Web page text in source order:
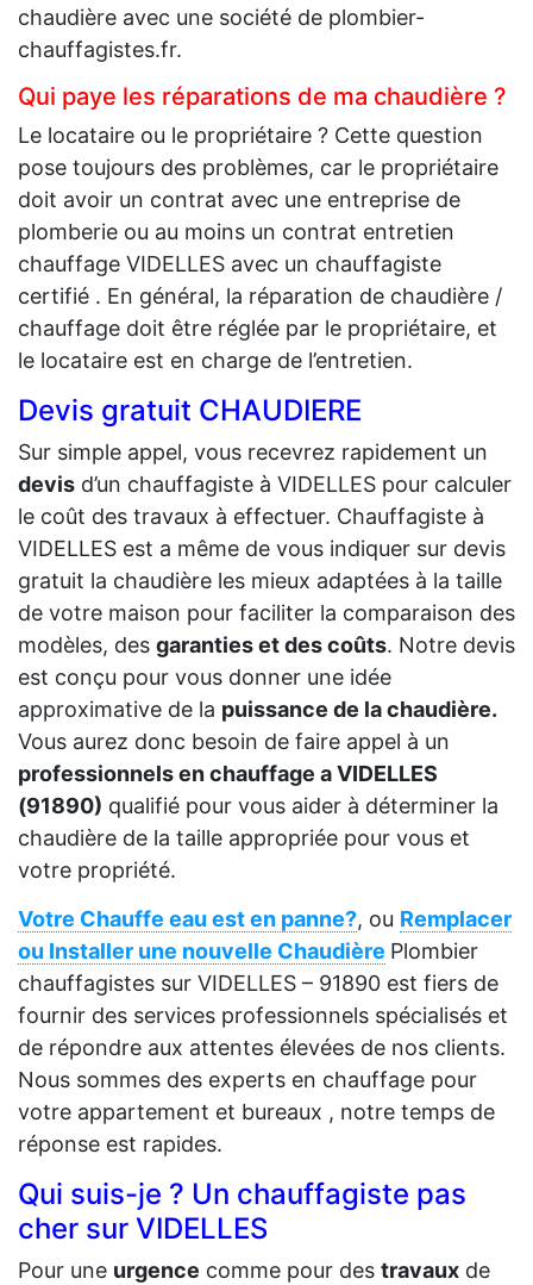
chaudière avec une société de plombier-
chauffagistes.fr.
Qui paye les réparations de ma chaudière ?
Le locataire ou le propriétaire ? Cette question
pose toujours des problèmes, car le propriétaire
doit avoir un contrat avec une entreprise de
plomberie ou au moins un contrat entretien
chauffage VIDELLES avec un chauffagiste
certifié . En général, la réparation de chaudière /
chauffage doit être réglée par le propriétaire, et
le locataire est en charge de l’entretien.
Devis gratuit CHAUDIERE
Sur simple appel, vous recevrez rapidement un
devis d’un chauffagiste à VIDELLES pour calculer
le coût des travaux à effectuer. Chauffagiste à
VIDELLES est a même de vous indiquer sur devis
gratuit la chaudière les mieux adaptées à la taille
de votre maison pour faciliter la comparaison des
modèles, des garanties et des coûts. Notre devis
est conçu pour vous donner une idée
approximative de la puissance de la chaudière.
Vous aurez donc besoin de faire appel à un
professionnels en chauffage a VIDELLES
(91890) qualifié pour vous aider à déterminer la
chaudière de la taille appropriée pour vous et
votre propriété.
Votre Chauffe eau est en panne?, ou Remplacer
ou Installer une nouvelle Chaudière Plombier
chauffagistes sur VIDELLES – 91890 est fiers de
fournir des services professionnels spécialisés et
de répondre aux attentes élevées de nos clients.
Nous sommes des experts en chauffage pour
votre appartement et bureaux , notre temps de
réponse est rapides.
Qui suis-je ? Un chauffagiste pas
cher sur VIDELLES
Pour une urgence comme pour des travaux de